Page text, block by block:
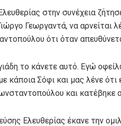
στην συνέχεια
Γεωργαντά, να αρνείται
ότι όταν
το κάνετε αυτό. Εγώ
κάποια Σόφι και μας λένε ότι
και κατέβηκε
Ελευθερίας έκανε την